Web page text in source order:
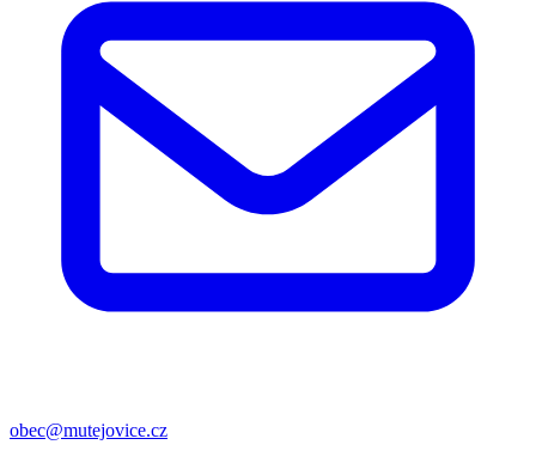
obec@mutejovice.cz